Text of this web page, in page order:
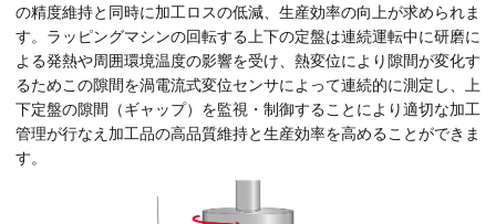
の精度維持と同時に加工ロスの低減、生産効率の向上が求められま
す。ラッピングマシンの回転する上下の定盤は連続運転中に研磨に
よる発熱や周囲環境温度の影響を受け、熱変位により隙間が変化す
るためこの隙間を渦電流式変位センサによって連続的に測定し、上
下定盤の隙間（ギャップ）を監視・制御することにより適切な加工
管理が行なえ加工品の高品質維持と生産効率を高めることができま
す。